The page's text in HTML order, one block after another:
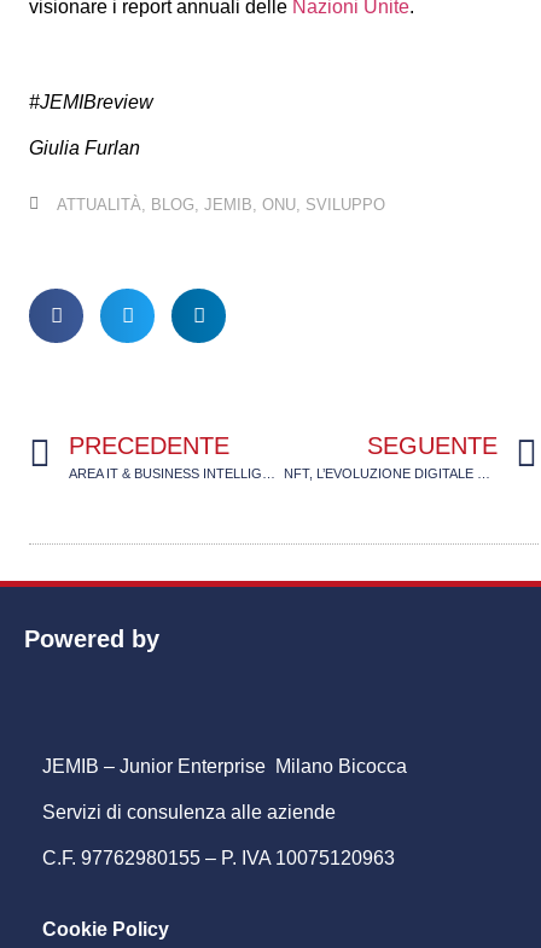
visionare i report annuali delle Nazioni Unite.
#JEMIBreview
Giulia Furlan
ATTUALITÀ BLOG JEMIB ONU SVILUPPO
PRECEDENTE SEGUENTE
Powered by
JEMIB – Junior Enterprise Milano Bicocca
Servizi di consulenza alle aziende
C.F. 97762980155 – P. IVA 10075120963
Cookie Policy